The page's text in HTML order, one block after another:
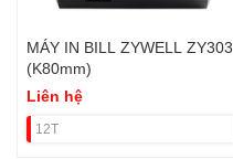
MÁY IN BILL ZYWELL ZY303
(K80mm)
Liên hệ
12T